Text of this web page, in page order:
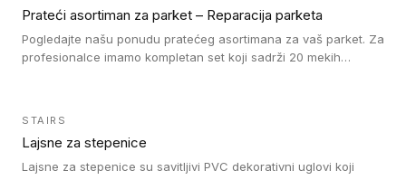
Prateći asortiman za parket – Reparacija parketa
Pogledajte našu ponudu pratećeg asortimana za vaš parket. Za
profesionalce imamo kompletan set koji sadrži 20 mekih
Ne zaboravite da fiksirate vosak našim lakom za reparaciju. Za
naše drvene podove prekrivene tvrdim voskom nudimo Oil
STAIRS
Lajsne za stepenice
Lajsne za stepenice su savitljivi PVC dekorativni uglovi koji